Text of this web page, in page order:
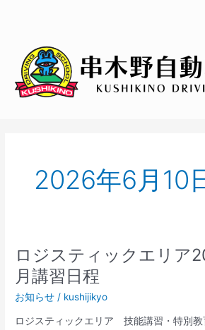
2026年6月10
ロジスティックエリア
月講習日程
お知らせ / kushijikyo
ロジスティックエリア 技能講習・特別教
ロ
ジ
ス
テ